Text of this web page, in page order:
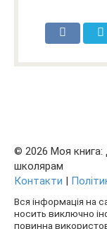
© 2026 Моя
школярам
Контакти |
Вся інформація на
носить виключно
повинна